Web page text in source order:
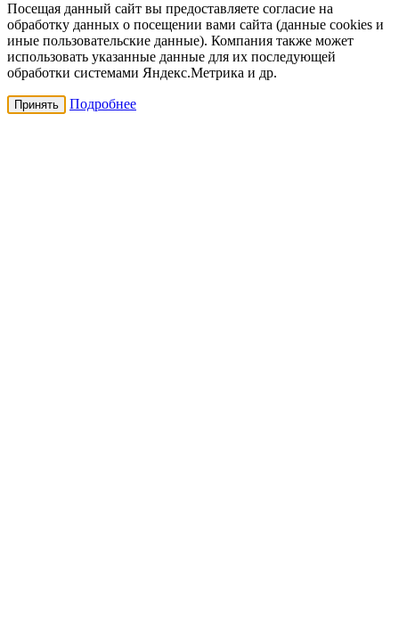
Посещая данный сайт вы предоставляете согласие на
обработку данных о посещении вами сайта (данные cookies и
иные пользовательские данные). Компания также может
использовать указанные данные для их последующей
обработки системами Яндекс.Метрика и др.
Принять Подробнее